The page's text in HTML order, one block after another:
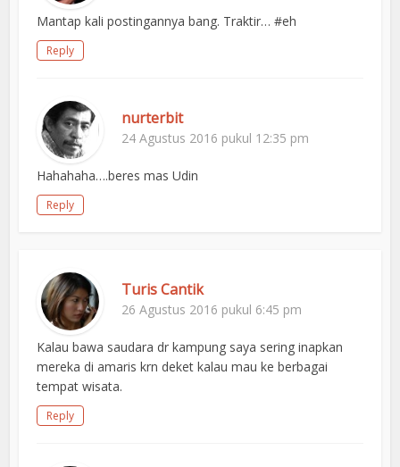
Mantap kali postingannya bang. Traktir… #eh
Reply
nurterbit
24 Agustus 2016 pukul 12:35 pm
Hahahaha….beres mas Udin
Reply
Turis Cantik
26 Agustus 2016 pukul 6:45 pm
Kalau bawa saudara dr kampung saya sering inapkan
mereka di amaris krn deket kalau mau ke berbagai
tempat wisata.
Reply